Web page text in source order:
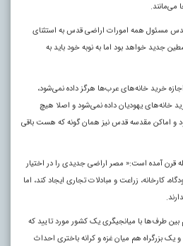
می‌مانند.
مسئول همه امورات اراضی قدس به استثنای
جدید خواهد بود اما به نوبه خود باید به
خرید خانه‌های عرب‌ها هرگز داده نمی‌شود،
خانه‌های یهودیان داده نمی‌شود و اصلا هیچ
و اماکن مقدسه قدس نیز همان گونه که هست باقی
قرن آمده است:« مصر اراضی جدیدی را در اختیار
کارخانه، زراعت و مبادلات تجاری ایجاد کند، اما
بین طرف‌ها با میانجیگری یک کشور مورد تایید که
بزرگراه هم میان غزه و کرانه باختری احداث